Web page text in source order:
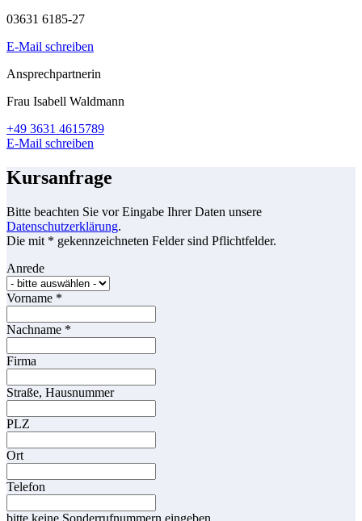
03631 6185-27
E-Mail schreiben
Ansprechpartnerin
Frau Isabell Waldmann
+49 3631 4615789
E-Mail schreiben
Kursanfrage
Bitte beachten Sie vor Eingabe Ihrer Daten unsere
Datenschutzerklärung.
Die mit * gekennzeichneten Felder sind Pflichtfelder.
Anrede
Vorname *
Nachname *
Firma
Straße, Hausnummer
PLZ
Ort
Telefon